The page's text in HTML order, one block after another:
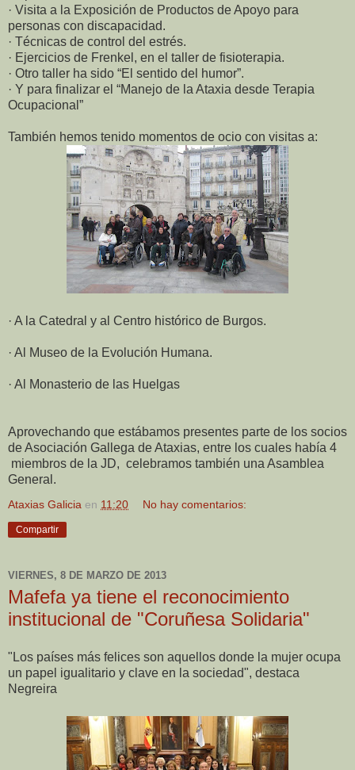
· Visita a la Exposición de Productos de Apoyo para
personas con discapacidad.
· Técnicas de control del estrés.
· Ejercicios de Frenkel, en el taller de fisioterapia.
· Otro taller ha sido “El sentido del humor”.
· Y para finalizar el “Manejo de la Ataxia desde Terapia
Ocupacional”
También hemos tenido momentos de ocio con visitas a:
· A la Catedral y al Centro histórico de Burgos.
· Al Museo de la Evolución Humana.
· Al Monasterio de las Huelgas
Aprovechando que estábamos presentes parte de los socios
de Asociación Gallega de Ataxias, entre los cuales había 4
miembros de la JD, celebramos también una Asamblea
General.
Ataxias Galicia en 11:20 No hay comentarios:
Compartir
VIERNES, 8 DE MARZO DE 2013
Mafefa ya tiene el reconocimiento
institucional de "Coruñesa Solidaria"
"Los países más felices son aquellos donde la mujer ocupa
un papel igualitario y clave en la sociedad", destaca
Negreira